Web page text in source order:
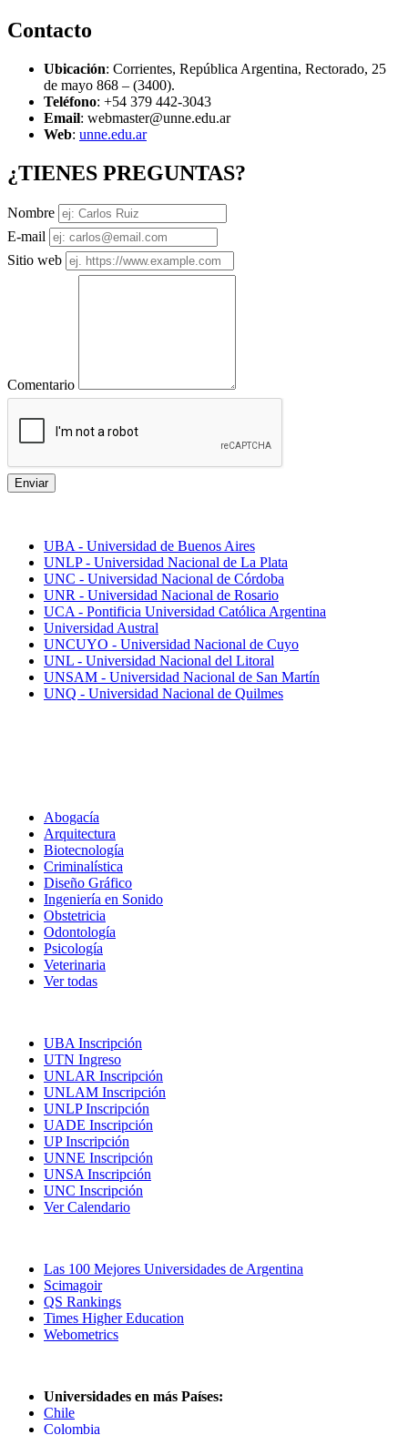
Contacto
Ubicación: Corrientes, República Argentina, Rectorado, 25
de mayo 868 – (3400).
Teléfono: +54 379 442-3043
Email: webmaster@unne.edu.ar
Web: unne.edu.ar
¿TIENES PREGUNTAS?
Nombre
E-mail
Sitio web
Comentario
Enviar
UBA - Universidad de Buenos Aires
UNLP - Universidad Nacional de La Plata
UNC - Universidad Nacional de Córdoba
UNR - Universidad Nacional de Rosario
UCA - Pontificia Universidad Católica Argentina
Universidad Austral
UNCUYO - Universidad Nacional de Cuyo
UNL - Universidad Nacional del Litoral
UNSAM - Universidad Nacional de San Martín
UNQ - Universidad Nacional de Quilmes
Abogacía
Arquitectura
Biotecnología
Criminalística
Diseño Gráfico
Ingeniería en Sonido
Obstetricia
Odontología
Psicología
Veterinaria
Ver todas
UBA Inscripción
UTN Ingreso
UNLAR Inscripción
UNLAM Inscripción
UNLP Inscripción
UADE Inscripción
UP Inscripción
UNNE Inscripción
UNSA Inscripción
UNC Inscripción
Ver Calendario
Las 100 Mejores Universidades de Argentina
Scimagoir
QS Rankings
Times Higher Education
Webometrics
Universidades en más Países:
Chile
Colombia